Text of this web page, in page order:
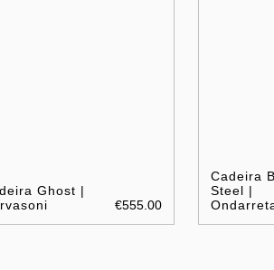
Ghost |
€555.00
Cadeira
Steel |